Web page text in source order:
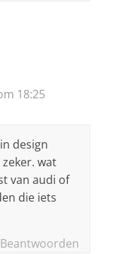
18:25
design
wat
van audi of
die iets
Beantwoorden